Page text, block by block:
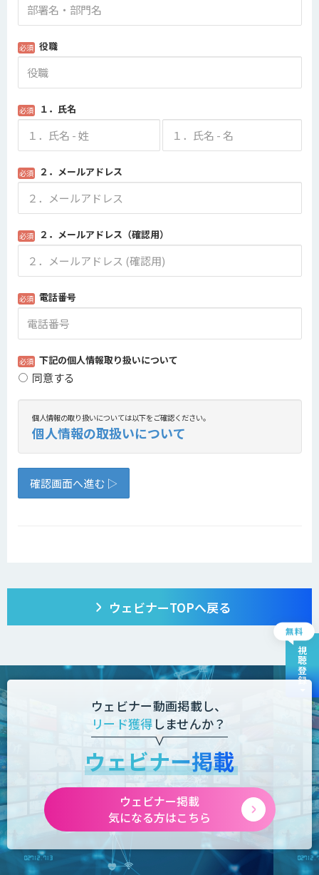
ウェビナーTOPへ戻る
視聴登録
ウェビナー動画掲載し、
リード獲得 しませんか？
ウェビナー掲載
ウェビナー掲載
気になる方はこちら